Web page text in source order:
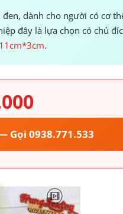
dành cho người có cơ
đây là lựa chọn có chủ
11cm*3cm.
Gọi 0938.771.533